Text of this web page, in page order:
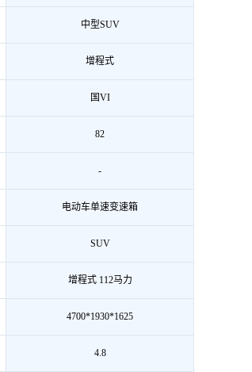
中型SUV
增程式
国VI
82
-
电动车单速变速箱
SUV
增程式 112马力
4700*1930*1625
4.8